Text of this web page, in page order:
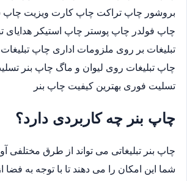
بروشور چاپ تراکت چاپ کارت ویزیت
چاپ فولدر چاپ پوستر چاپ استیکر هدایای
تبلیغات بر روی ملزومات اداری چاپ
چاپ تبلیغات روی لیوان و ماگ چاپ بنر
تسلیت فوری بهترین کیفیت چاپ بنر
چاپ بنر چه کاربردی دارد؟
چاپ بنر تبلیغاتی می تواند از طرق مختلفی
شما این امکان را می دهند تا با توجه به